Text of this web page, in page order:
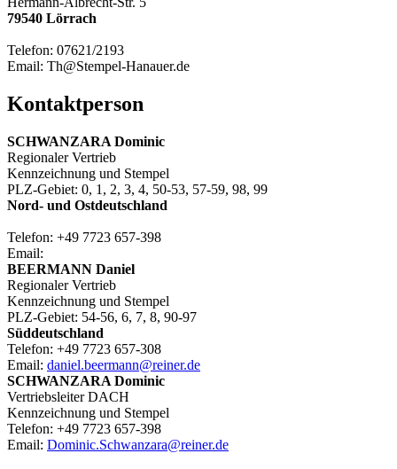
79540 Lörrach
Telefon: 07621/2193
Email: Th@Stempel-Hanauer.de
Kontaktperson
SCHWANZARA Dominic
Regionaler Vertrieb
Kennzeichnung und Stempel
PLZ-Gebiet: 0, 1, 2, 3, 4, 50-53, 57-59, 98, 99
Nord- und Ostdeutschland
Telefon: +49 7723 657-398
Email:
BEERMANN Daniel
Regionaler Vertrieb
Kennzeichnung und Stempel
PLZ-Gebiet: 54-56, 6, 7, 8, 90-97
Süddeutschland
Telefon: +49 7723 657-308
Email: daniel.beermann@reiner.de
SCHWANZARA Dominic
Vertriebsleiter DACH
Kennzeichnung und Stempel
Telefon: +49 7723 657-398
Email: Dominic.Schwanzara@reiner.de